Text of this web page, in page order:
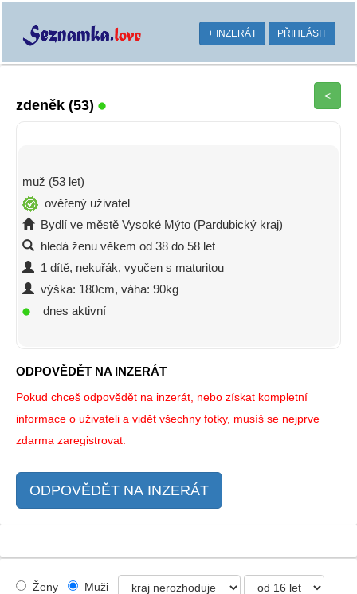
+ INZERÁT PŘIHLÁSIT
zdeněk (53)
<
muž (53 let)
ověřený uživatel
Bydlí ve městě Vysoké Mýto (Pardubický kraj)
hledá ženu věkem od 38 do 58 let
1 dítě, nekuřák, vyučen s maturitou
výška: 180cm, váha: 90kg
dnes aktivní
ODPOVĚDĚT NA INZERÁT
Pokud chceš odpovědět na inzerát, nebo získat kompletní
informace o uživateli a vidět všechny fotky, musíš se nejprve
zdarma zaregistrovat.
ODPOVĚDĚT NA INZERÁT
Ženy Muži